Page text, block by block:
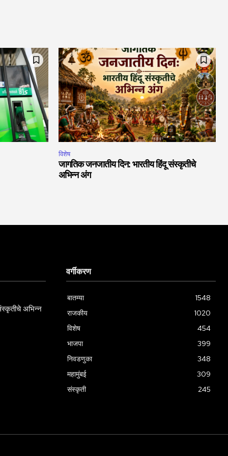
विशेष
जागतिक जनजातीय दिन: भारतीय हिंदू संस्कृतीचे
अभिन्न अंग
अभिन्न
वर्गीकरण
बातम्या
1548
राजकीय
1020
विशेष
454
भाजपा
399
निवडणुका
348
महामुंबई
309
संस्कृती
245